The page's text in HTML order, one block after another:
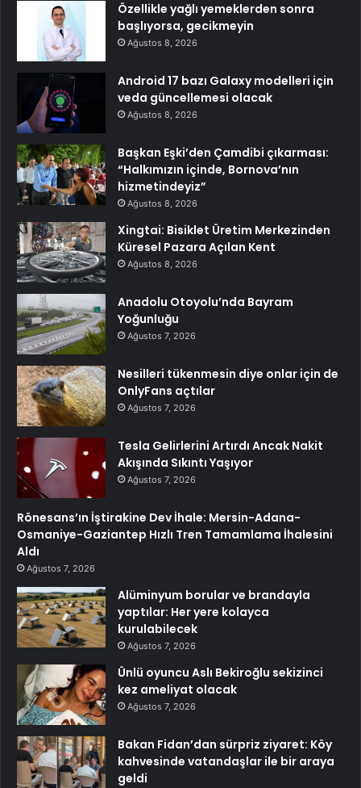
Özellikle yağlı yemeklerden sonra
başlıyorsa, gecikmeyin
Ağustos 8, 2026
Android 17 bazı Galaxy modelleri için
veda güncellemesi olacak
Ağustos 8, 2026
Başkan Eşki’den Çamdibi çıkarması:
“Halkımızın içinde, Bornova’nın
hizmetindeyiz”
Ağustos 8, 2026
Xingtai: Bisiklet Üretim Merkezinden
Küresel Pazara Açılan Kent
Ağustos 8, 2026
Anadolu Otoyolu’nda Bayram
Yoğunluğu
Ağustos 7, 2026
Nesilleri tükenmesin diye onlar için de
OnlyFans açtılar
Ağustos 7, 2026
Tesla Gelirlerini Artırdı Ancak Nakit
Akışında Sıkıntı Yaşıyor
Ağustos 7, 2026
Rönesans’ın İştirakine Dev İhale: Mersin-Adana-
Osmaniye-Gaziantep Hızlı Tren Tamamlama İhalesini
Aldı
Ağustos 7, 2026
Alüminyum borular ve brandayla
yaptılar: Her yere kolayca
kurulabilecek
Ağustos 7, 2026
Ünlü oyuncu Aslı Bekiroğlu sekizinci
kez ameliyat olacak
Ağustos 7, 2026
Bakan Fidan’dan sürpriz ziyaret: Köy
kahvesinde vatandaşlar ile bir araya
geldi